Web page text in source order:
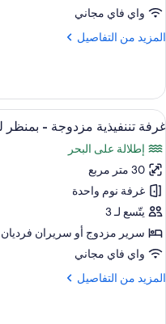
واي فاي مجاني
المزيد من التفاصيل
المزيد
Divine
Suite
استعراض
جميع
صور
غرفة
تننفيذية
مزدوجة
-
بمنظر
للبحر
6
غرفة تننفيذية مزدوجة - بمنظر
إطلالة على البحر
30 متر مربع
غرفة نوم واحدة
يتّسع لـ 3
سرير مزدوج‫‬ أو سريران فرديان
واي فاي مجاني
المزيد من التفاصيل
المزيد